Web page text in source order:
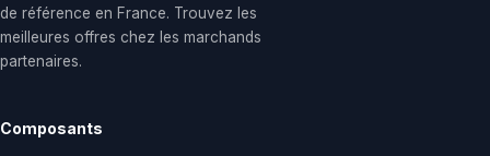
de référence en France. Trouvez les
meilleures offres chez les marchands
partenaires.
Composants